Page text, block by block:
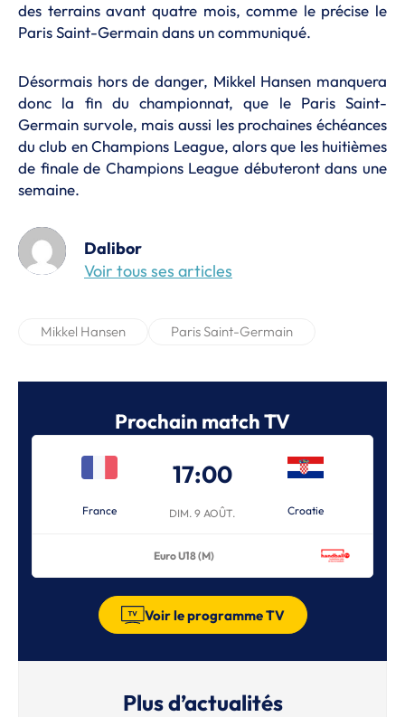
des terrains avant quatre mois, comme le précise le
Paris Saint-Germain dans un communiqué.
Désormais hors de danger, Mikkel Hansen manquera
donc la fin du championnat, que le Paris Saint-
Germain survole, mais aussi les prochaines échéances
du club en Champions League, alors que les huitièmes
de finale de Champions League débuteront dans une
semaine.
Dalibor
Voir tous ses articles
Mikkel Hansen Paris Saint-Germain
Prochain match TV
France
17:00
DIM. 9 AOÛT. Croatie
Euro U18 (M)
Voir le programme TV
Plus d’actualités